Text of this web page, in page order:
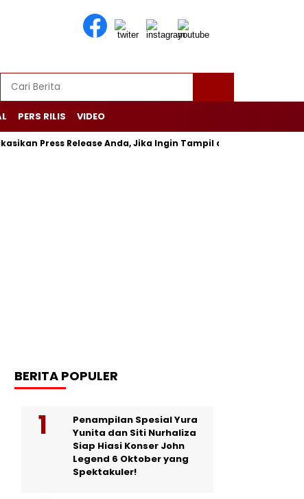
PERS RILIS VIDEO
Release Anda, Jika Ingin Tampil di Media Ekonomi dan
BERITA POPULER
Penampilan Spesial Yura
Yunita dan Siti Nurhaliza
Siap Hiasi Konser John
Legend 6 Oktober yang
Spektakuler!